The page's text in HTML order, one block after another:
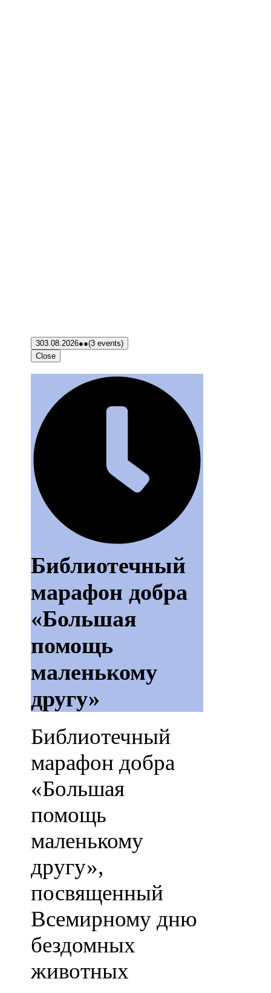
303.08.2026●●(3 events)
Close
Библиотечный
марафон добра
«Большая
помощь
маленькому
другу»
Библиотечный
марафон добра
«Большая
помощь
маленькому
другу»,
посвященный
Всемирному дню
бездомных
животных